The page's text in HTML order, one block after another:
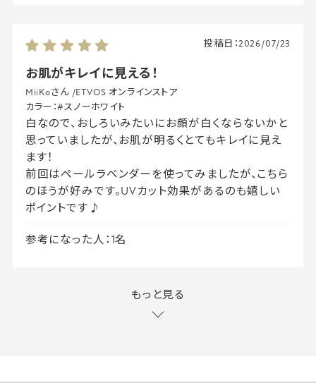
お肌がキレイに見える！
投稿日：2026/07/23
MiiKoさん /ETVOS オンラインストア
カラー：#スノーホワイト
白なので、おしろいみたいにお顔が白くならないかと
思っていましたが、お肌が明るくとてもキレイに見え
ます！
前回はペールラベンダーを使ってみましたが、こちら
のほうが好みです。UVカット効果があるのも嬉しい
ポイントです♪
参考になった人：1名
もっと見る